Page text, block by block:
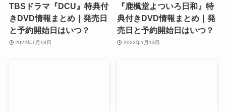
TBSドラマ『DCU』特典付
きDVD情報まとめ｜発売日
と予約開始日はいつ？
2022年1月13日
『鹿楓堂よついろ日和』特
典付きDVD情報まとめ｜発
売日と予約開始日はいつ？
2022年1月13日